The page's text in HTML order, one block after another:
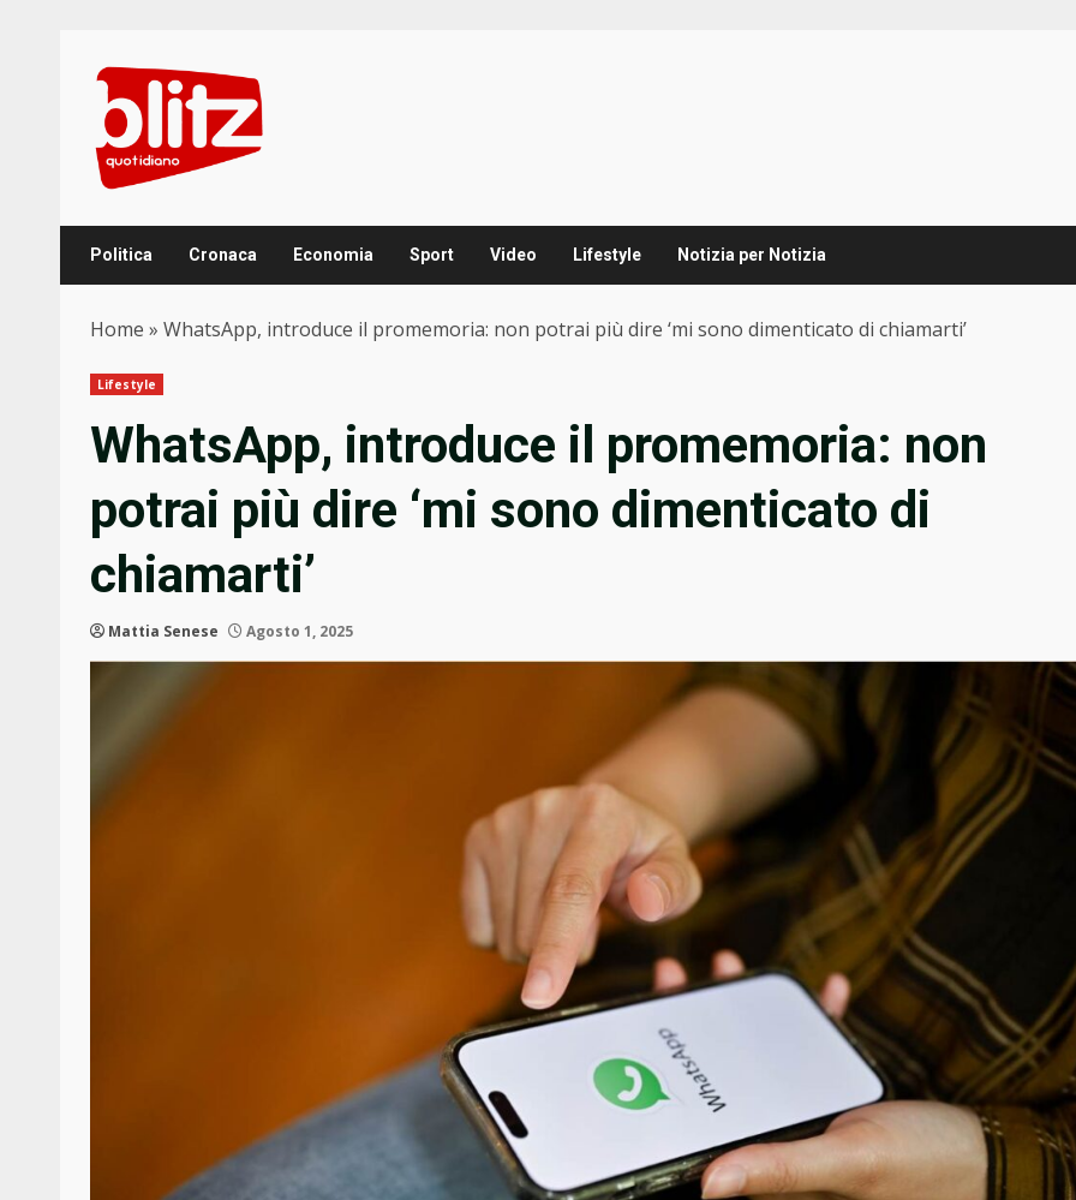
content
Politica Cronaca Economia Sport Video Lifestyle Notizia per Notizia
Home » WhatsApp, introduce il promemoria: non potrai più dire ‘mi sono dimenticato di chiamarti’
Lifestyle
WhatsApp, introduce il promemoria: non
potrai più dire ‘mi sono dimenticato di
chiamarti’
Mattia Senese Agosto 1, 2025